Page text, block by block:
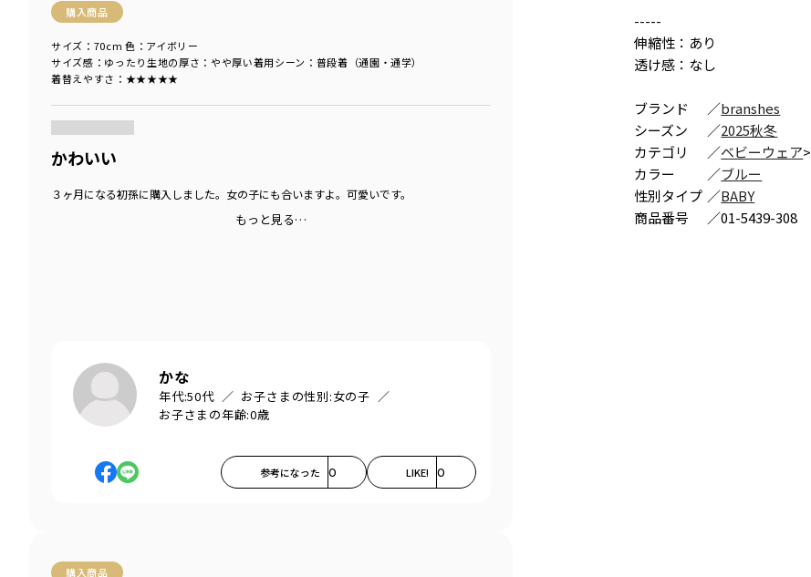
購入商品
サイズ感 ：ゆったり 生地の厚さ ：やや厚い着用シーン ：普段着（通園・通学）
着替えやすさ ：★★★★★
サイズ：70cm 色：アイボリー
かわいい
３ヶ月になる初孫に購入しました。女の子にも合いますよ。可愛いです。
もっと見る…
かな
年代:50代 お子さまの性別:女の子
お子さまの年齢:0歳
参考になった 0 LIKE! 0
購入商品
-----
伸縮性：あり
透け感：なし
ブランド ／branshes
シーズン
／2025秋冬
カテゴリ
／ベビーウェア>
カラー
／ブルー
性別タイプ ／BABY
商品番号
／01-5439-308